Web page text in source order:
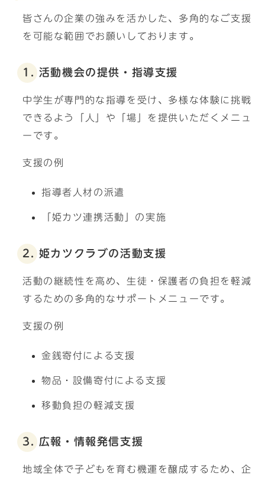
皆さんの企業の強みを活かした、多角的なご支援
を可能な範囲でお願いしております。
1. 活動機会の提供・指導支援
中学生が専門的な指導を受け、多様な体験に挑戦
できるよう「人」や「場」を提供いただくメニュ
ーです。
支援の例
指導者人材の派遣
「姫カツ連携活動」の実施
2. 姫カツクラブの活動支援
活動の継続性を高め、生徒・保護者の負担を軽減
するための多角的なサポートメニューです。
支援の例
金銭寄付による支援
物品・設備寄付による支援
移動負担の軽減支援
3. 広報・情報発信支援
地域全体で子どもを育む機運を醸成するため、企